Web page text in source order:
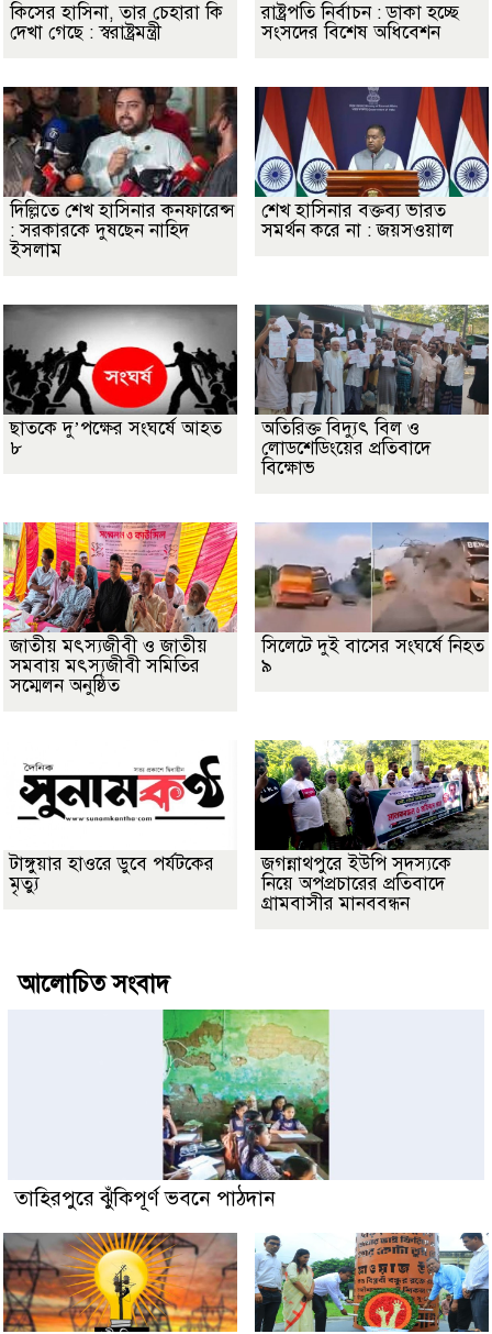
কিসের হাসিনা, তার চেহারা কি
দেখা গেছে : স্বরাষ্ট্রমন্ত্রী
রাষ্ট্রপতি নির্বাচন : ডাকা হচ্ছে
সংসদের বিশেষ অধিবেশন
দিল্লিতে শেখ হাসিনার কনফারেন্স
: সরকারকে দুষছেন নাহিদ
ইসলাম
শেখ হাসিনার বক্তব্য ভারত
সমর্থন করে না : জয়সওয়াল
ছাতকে দু’পক্ষের সংঘর্ষে আহত
৮
অতিরিক্ত বিদ্যুৎ বিল ও
লোডশেডিংয়ের প্রতিবাদে
বিক্ষোভ
জাতীয় মৎস্যজীবী ও জাতীয়
সমবায় মৎস্যজীবী সমিতির
সম্মেলন অনুষ্ঠিত
সিলেটে দুই বাসের সংঘর্ষে নিহত
৯
টাঙ্গুয়ার হাওরে ডুবে পর্যটকের
মৃত্যু
জগন্নাথপুরে ইউপি সদস্যকে
নিয়ে অপপ্রচারের প্রতিবাদে
গ্রামবাসীর মানববন্ধন
আলোচিত সংবাদ
তাহিরপুরে ঝুঁকিপূর্ণ ভবনে পাঠদান